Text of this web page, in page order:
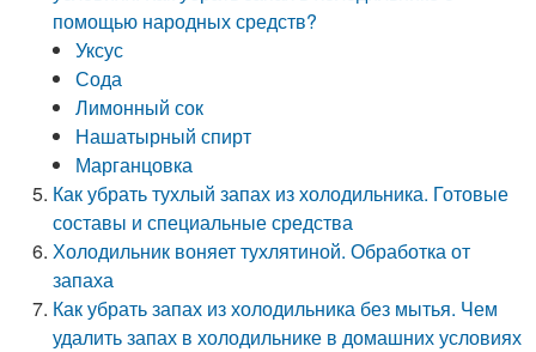
помощью народных средств?
Уксус
Сода
Лимонный сок
Нашатырный спирт
Марганцовка
Как убрать тухлый запах из холодильника. Готовые
составы и специальные средства
Холодильник воняет тухлятиной. Обработка от
запаха
Как убрать запах из холодильника без мытья. Чем
удалить запах в холодильнике в домашних условиях